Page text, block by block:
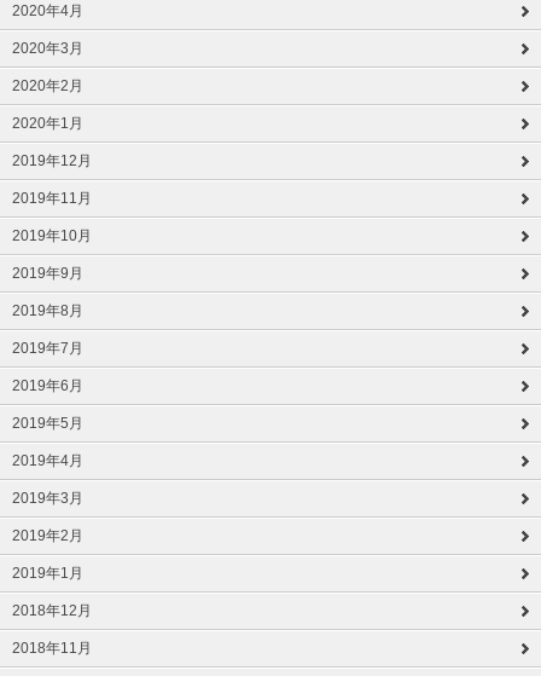
2020年4月
2020年3月
2020年2月
2020年1月
2019年12月
2019年11月
2019年10月
2019年9月
2019年8月
2019年7月
2019年6月
2019年5月
2019年4月
2019年3月
2019年2月
2019年1月
2018年12月
2018年11月